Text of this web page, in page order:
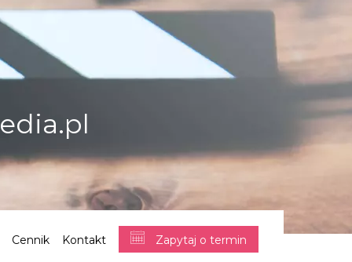
Cennik Kontakt Zapytaj o termin